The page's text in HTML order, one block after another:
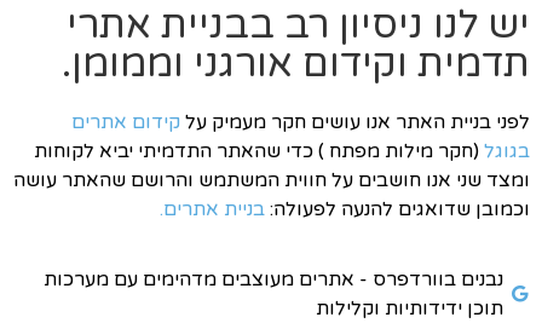
יש לנו ניסיון רב בבניית אתרי
תדמית וקידום אורגני וממומן.
לפני בניית האתר אנו עושים חקר מעמיק על קידום אתרים
בגוגל (חקר מילות מפתח ) כדי שהאתר התדמיתי יביא לקוחות
ומצד שני אנו חושבים על חווית המשתמש והרושם שהאתר עושה
וכמובן שדואגים להנעה לפעולה: בניית אתרים.
נבנים בוורדפרס - אתרים מעוצבים מדהימים עם מערכות
תוכן ידידותיות וקלילות